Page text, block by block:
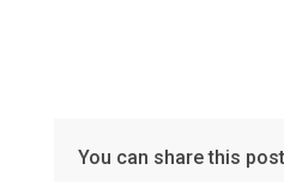
You can share this